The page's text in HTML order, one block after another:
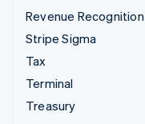
Revenue Recognition
Stripe Sigma
Tax
Terminal
Treasury